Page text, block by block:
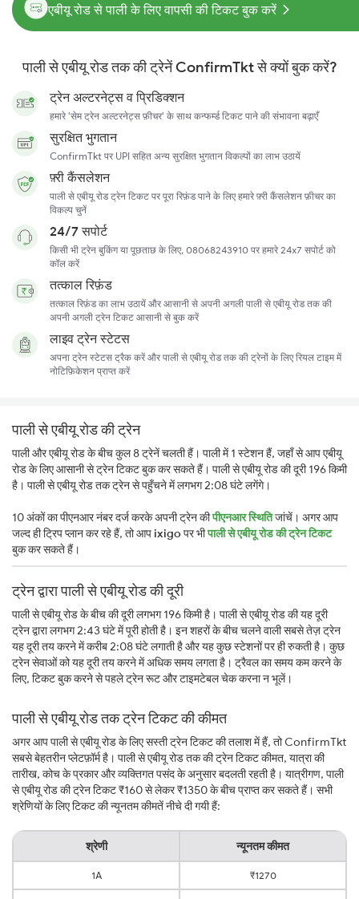
एबीयू रोड से पाली के लिए वापसी की टिकट बुक करें
पाली से एबीयू रोड तक की ट्रेनें ConfirmTkt से क्यों बुक करें?
ट्रेन अल्टरनेट्स व प्रिडिक्शन
हमारे 'सेम ट्रेन अल्टरनेट्स फ़ीचर' के साथ कन्फर्म्ड टिकट पाने की संभावना बढ़ाएँ
सुरक्षित भुगतान
ConfirmTkt पर UPI सहित अन्य सुरक्षित भुगतान विकल्पों का लाभ उठायें
फ़्री कैंसलेशन
पाली से एबीयू रोड ट्रेन टिकट पर पूरा रिफ़ंड पाने के लिए हमारे फ़्री कैंसलेशन फ़ीचर का
विकल्प चुनें
24/7 सपोर्ट
किसी भी ट्रेन बुकिंग या पूछताछ के लिए, 08068243910 पर हमारे 24x7 सपोर्ट को
कॉल करें
तत्काल रिफ़ंड
तत्काल रिफ़ंड का लाभ उठायें और आसानी से अपनी अगली पाली से एबीयू रोड तक की
अपनी अगली ट्रेन टिकट आसानी से बुक करें
लाइव ट्रेन स्टेटस
अपना ट्रेन स्टेटस ट्रैक करें और पाली से एबीयू रोड तक की ट्रेनों के लिए रियल टाइम में
नोटिफ़िकेशन प्राप्त करें
पाली से एबीयू रोड की ट्रेन
पाली और एबीयू रोड के बीच कुल 8 ट्रेनें चलती हैं। पाली में 1 स्टेशन हैं, जहाँ से आप एबीयू
रोड के लिए आसानी से ट्रेन टिकट बुक कर सकते हैं। पाली से एबीयू रोड की दूरी 196 किमी
है। पाली से एबीयू रोड तक ट्रेन से पहुँचने में लगभग 2:08 घंटे लगेंगे।
10 अंकों का पीएनआर नंबर दर्ज करके अपनी ट्रेन कीपीएनआर स्थितिजांचें। अगर आप
जल्द ही ट्रिप प्लान कर रहे हैं, तो आपixigoपर भीपाली से एबीयू रोड की ट्रेन टिकट
बुक कर सकते हैं।
ट्रेन द्वारा पाली से एबीयू रोड की दूरी
पाली से एबीयू रोड के बीच की दूरी लगभग 196 किमी है। पाली से एबीयू रोड की यह दूरी
ट्रेन द्वारा लगभग 2:43 घंटे में पूरी होती है। इन शहरों के बीच चलने वाली सबसे तेज़ ट्रेन
यह दूरी तय करने में करीब 2:08 घंटे लगाती है और यह कुछ स्टेशनों पर ही रुकती है। कुछ
ट्रेन सेवाओं को यह दूरी तय करने में अधिक समय लगता है। ट्रैवल का समय कम करने के
लिए, टिकट बुक करने से पहले ट्रेन रूट और टाइमटेबल चेक करना न भूलें।
पाली से एबीयू रोड तक ट्रेन टिकट की कीमत
अगर आप पाली से एबीयू रोड के लिए सस्ती ट्रेन टिकट की तलाश में हैं, तो ConfirmTkt
सबसे बेहतरीन प्लेटफ़ॉर्म है। पाली से एबीयू रोड तक की ट्रेन टिकट कीमत, यात्रा की
तारीख, कोच के प्रकार और व्यक्तिगत पसंद के अनुसार बदलती रहती है। यात्रीगण, पाली
से एबीयू रोड की ट्रेन टिकट ₹160 से लेकर ₹1350 के बीच प्राप्त कर सकते हैं। सभी
श्रेणियों के लिए टिकट की न्यूनतम कीमतें नीचे दी गयी हैं:
श्रेणी न्यूनतम कीमत
1A ₹1270